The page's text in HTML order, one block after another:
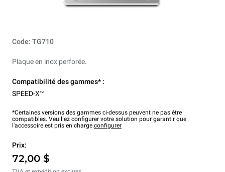
Code: TG710
Plaque en inox perforée.
Compatibilité des gammes* :
SPEED-X™
*Certaines versions des gammes ci-dessus peuvent ne pas être
compatibles. Veuillez configurer votre solution pour garantir que
l'accessoire est pris en charge.configurer
Prix:
72,00 $